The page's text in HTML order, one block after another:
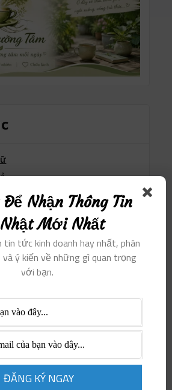
Thành công
tạo
Dạy nghề
hứng
Xanh
đẹp
Nhận Thông Tin
Nhật Mới Nhất
tin tức kinh doanh hay nhất, phân
và ý kiến ​​về những gì quan trọng
với bạn.